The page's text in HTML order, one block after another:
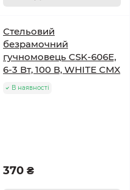
Стельовий
безрамочний
гучномовець CSK-606E,
6-3 Вт, 100 В, WHITE CMX
В наявності
370 ₴